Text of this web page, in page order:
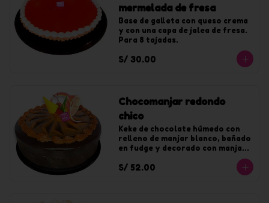
mermelada de fresa
Base de galleta con queso crema
y con una capa de jalea de fresa.
Para 8 tajadas.
S/ 30.00
Chocomanjar redondo
chico
Keke de chocolate húmedo con
relleno de manjar blanco, bañado
en fudge y decorado con manjar.
S/ 52.00